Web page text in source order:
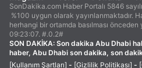
SonDakika.com Haber Portalı 5846
%100 uygun olarak yayınlanmaktadır.
herhangi bir ortamda basılması
09:23:07. #.0.2#
SON DAKİKA: Son dakika Abu Dhabi
haber, Abu Dhabi son dakika, son
[Kullanım Şartları] - [Gizlilik Politikası] -